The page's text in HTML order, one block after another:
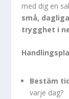
med dig en
små,
trygghet i
Bestäm
varje dag?